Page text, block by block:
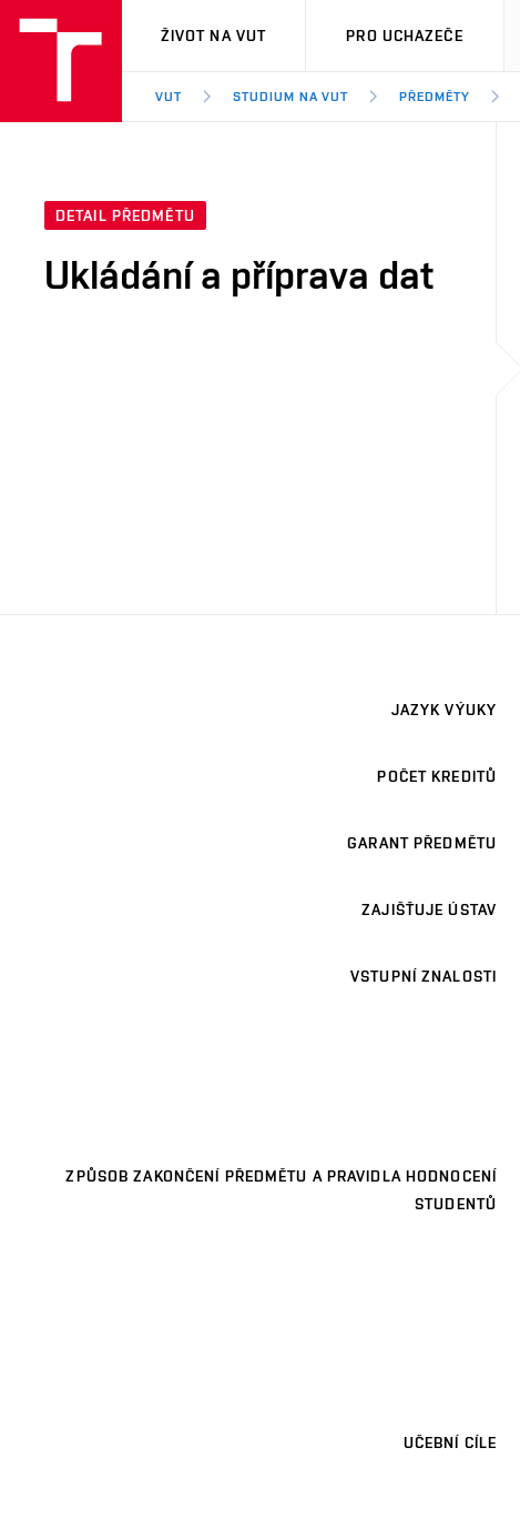
VUT
ŽIVOT NA VUT PRO UCHAZEČE
VUT STUDIUM NA VUT PŘEDMĚTY
DETAIL PŘEDMĚTU
Ukládání a příprava dat
JAZYK VÝUKY
POČET KREDITŮ
GARANT PŘEDMĚTU
ZAJIŠŤUJE ÚSTAV
VSTUPNÍ ZNALOSTI
ZPŮSOB ZAKONČENÍ PŘEDMĚTU A PRAVIDLA HODNOCENÍ
STUDENTŮ
UČEBNÍ CÍLE